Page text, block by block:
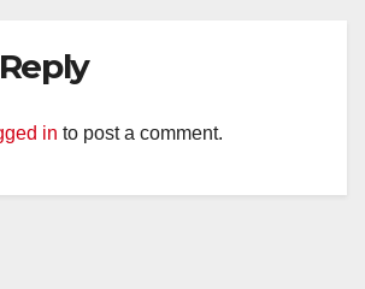
in to post a comment.